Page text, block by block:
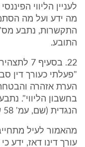
לעניין הליווי
מה ידע ועל מה
התובע.
"פעלתי כעורך דין
הערת אזהרה
הנגדית (שם, עמ' 58 שורה 7 לפרוטוקול הדיון).
מהאמור לעיל
עורך דינו דאז, ידע